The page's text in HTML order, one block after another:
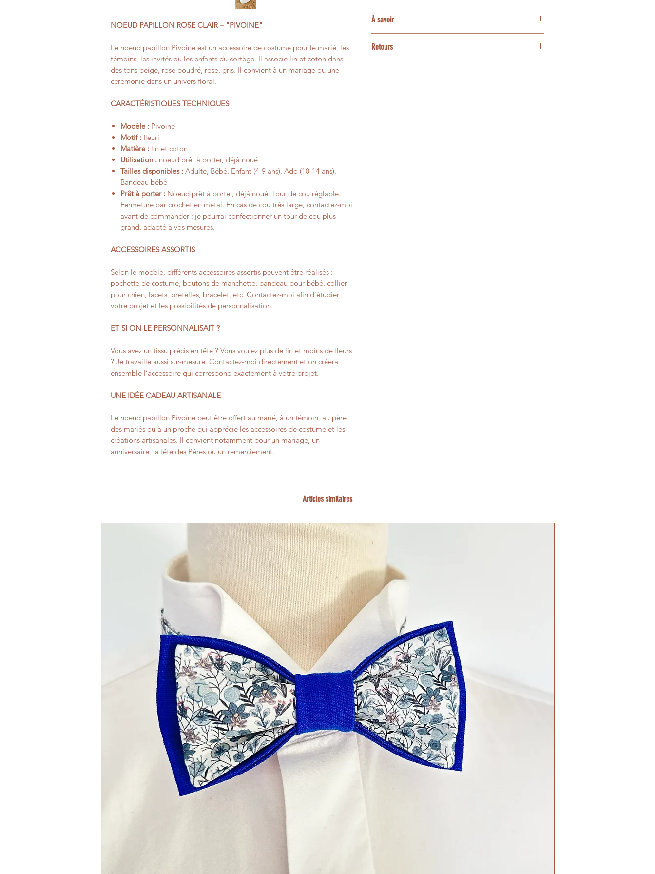
NOEUD PAPILLON ROSE CLAIR – "PIVOINE"
Le noeud papillon Pivoine est un accessoire de costume pour le marié, les
témoins, les invités ou les enfants du cortège. Il associe lin et coton dans
des tons beige, rose poudré, rose, gris. Il convient à un mariage ou une
cérémonie dans un univers floral.
CARACTÉRISTIQUES TECHNIQUES
Modèle : Pivoine
Motif : fleuri
Matière : lin et coton
Utilisation : noeud prêt à porter, déjà noué
Tailles disponibles : Adulte, Bébé, Enfant (4-9 ans), Ado (10-14 ans),
Bandeau bébé
Prêt à porter : Noeud prêt à porter, déjà noué. Tour de cou réglable.
Fermeture par crochet en métal. En cas de cou très large, contactez-moi
avant de commander : je pourrai confectionner un tour de cou plus
grand, adapté à vos mesures.
ACCESSOIRES ASSORTIS
Selon le modèle, différents accessoires assortis peuvent être réalisés :
pochette de costume, boutons de manchette, bandeau pour bébé, collier
pour chien, lacets, bretelles, bracelet, etc. Contactez-moi afin d’étudier
votre projet et les possibilités de personnalisation.
ET SI ON LE PERSONNALISAIT ?
Vous avez un tissu précis en tête ? Vous voulez plus de lin et moins de fleurs
? Je travaille aussi sur-mesure. Contactez-moi directement et on créera
ensemble l’accessoire qui correspond exactement à votre projet.
UNE IDÉE CADEAU ARTISANALE
Le noeud papillon Pivoine peut être offert au marié, à un témoin, au père
des mariés ou à un proche qui apprécie les accessoires de costume et les
créations artisanales. Il convient notamment pour un mariage, un
anniversaire, la fête des Pères ou un remerciement.
demande particulière, contactez-moi afin d’étudier
ensemble les possibilités.
Une option express peut être envisagée selon les
contactez-moi avant de commander.
accessoires assortis : noeuds papillon adulte, ado,
enfant ou bébé, pochettes, boutons de manchette,
bracelets, barrettes, bandeaux ou accessoires pour
À savoir
écrans.
Retours
Articles similaires